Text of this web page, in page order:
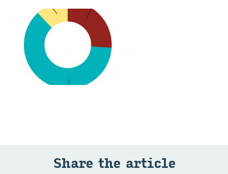
Share the ar­ti­cle